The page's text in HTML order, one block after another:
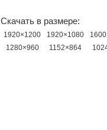
Скачать в размере:
1920×1200 1920×1080
1280×960
1152×864